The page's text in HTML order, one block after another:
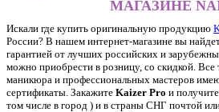
МАГАЗИНЕ
Искали где купить оригинальную продукцию
России? В нашем интернет-магазине вы
гарантией от лучших российских и
можно приобрести в розницу, со скидкой.
маникюра и профессиональных мастеров
сертификаты. Закажите Kaizer Pro и
том числе в город ) и в страны СНГ почтой